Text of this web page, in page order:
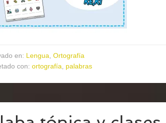
en: Lengua Ortografía
con: ortografía palabras